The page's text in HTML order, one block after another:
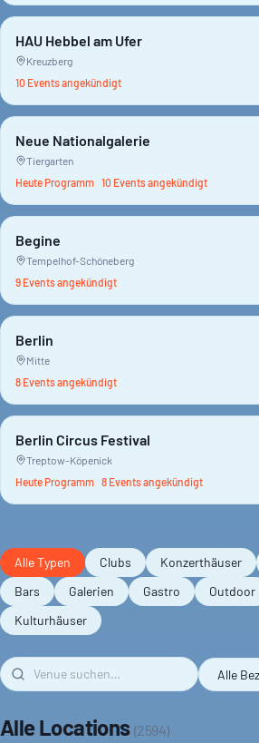
HAU Hebbel am Ufer
Kreuzberg
10 Eventsangekündigt
Neue Nationalgalerie
Tiergarten
Heute Programm 10 Eventsangekündigt
Begine
Tempelhof-Schöneberg
9 Eventsangekündigt
Berlin
Mitte
8 Eventsangekündigt
Berlin Circus Festival
Treptow-Köpenick
Heute Programm 8 Eventsangekündigt
Alle Typen Clubs Konzerthäuser
Bars
Galerien Gastro Outdoor
Kulturhäuser
Alle Locations (2594)